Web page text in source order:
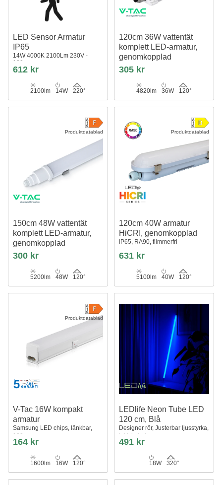
LED Sensor Armatur
IP65
14W 4000K 2100Lm 230V -
120cm
612 kr
2100lm 14W 220°
120cm 36W vattentät
komplett LED-armatur,
genomkopplad
130lm/W, IP65, 6 års garanti
305 kr
4820lm 36W 120°
Produktdatablad
150cm 48W vattentät
komplett LED-armatur,
genomkopplad
IP65
300 kr
5200lm 48W 120°
Produktdatablad
120cm 40W armatur
HiCRI, genomkopplad
IP65, RA90, flimmerfri
631 kr
5100lm 40W 120°
Produktdatablad
V-Tac 16W kompakt
armatur
Samsung LED chips, länkbar,
120 cm
164 kr
1600lm 16W 120°
LEDlife Neon Tube LED
120 cm, Blå
Designer rör, Justerbar ljusstyrka,
inkl. kabel
491 kr
18W 320°